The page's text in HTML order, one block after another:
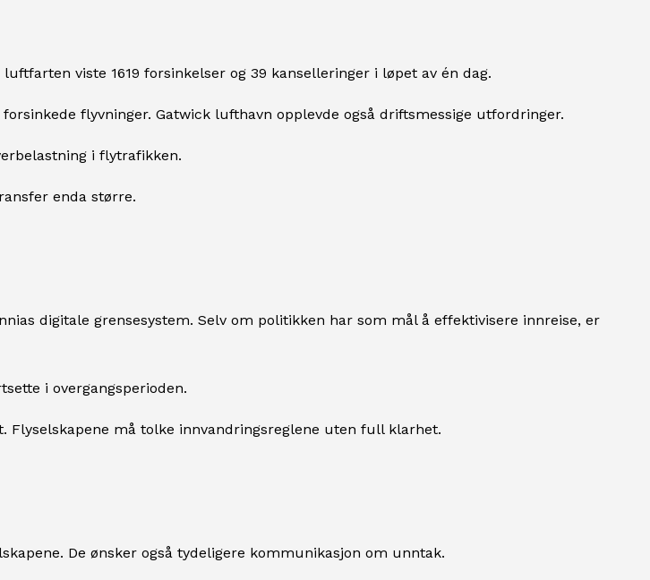
viste 1619 forsinkelser og 39 kanselleringer i løpet av én dag.
flyvninger. Gatwick lufthavn opplevde også driftsmessige utfordringer.
i flytrafikken.
enda større.
digitale grensesystem. Selv om politikken har som mål å effektivisere innreise, er
i overgangsperioden.
Flyselskapene må tolke innvandringsreglene uten full klarhet.
De ønsker også tydeligere kommunikasjon om unntak.